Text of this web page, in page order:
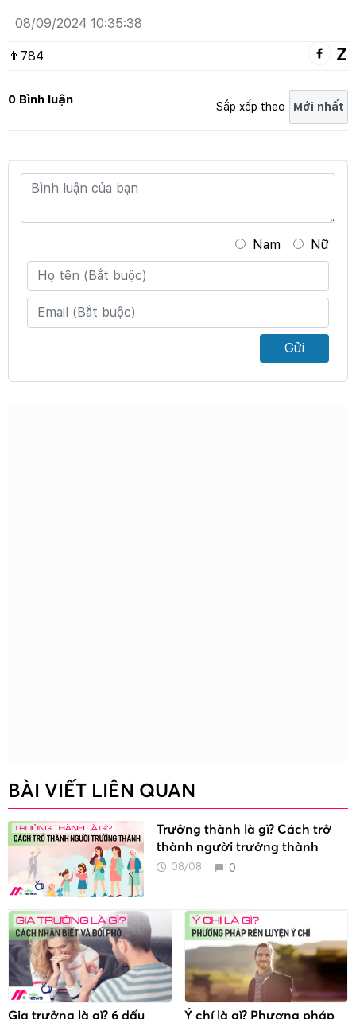
08/09/2024 10:35:38
👨 784
0 Bình luận Sắp xếp theo
Nam Nữ
Gửi
BÀI VIẾT LIÊN QUAN
Trưởng thành là gì? Cách trở
thành người trưởng thành
08/08 0
Gia trưởng là gì? 6 dấu
Ý chí là gì? Phương pháp